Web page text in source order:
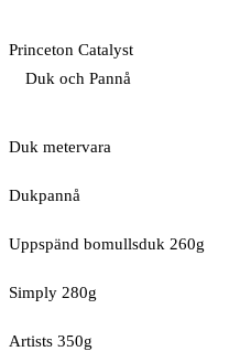
Princeton Catalyst
Duk och Pannå
Duk metervara
Dukpannå
Uppspänd bomullsduk 260g
Simply 280g
Artists 350g